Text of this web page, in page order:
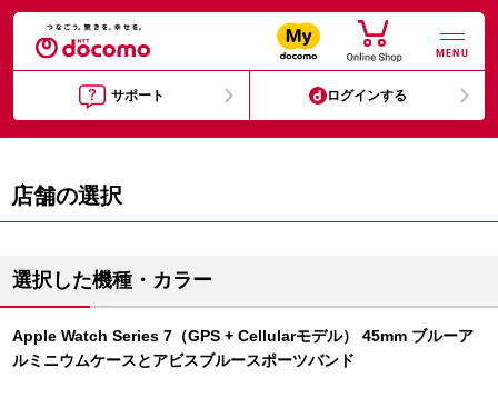
MENU
サポート ログインする
店舗の選択
選択した機種・カラー
Apple Watch Series 7（GPS + Cellularモデル） 45mm ブルーア
ルミニウムケースとアビスブルースポーツバンド